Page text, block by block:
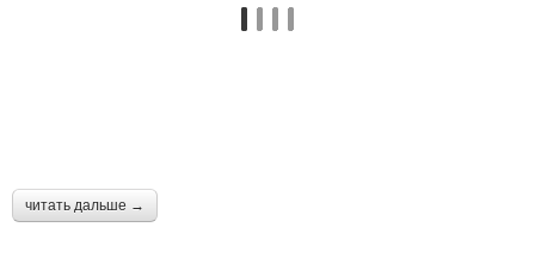
читать дальше →